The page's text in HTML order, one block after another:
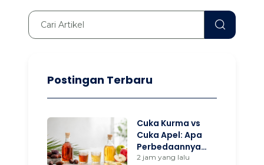
Postingan Terbaru
Cuka Kurma vs
Cuka Apel: Apa
Perbedaannya
dan Mana yang
2 jam yang lalu